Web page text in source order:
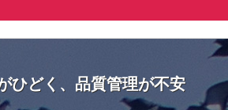
ひどく、品質管理が不安